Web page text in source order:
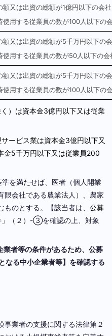
額又は出資の総額が1億円以下の会社
使用する従業員の数が100人以下の
額又は出資の総額が5千万円以下の
使用する従業員の数が50人以下の
額又は出資の総額が5千万円以下の
使用する従業員の数が100人以下の
）は資本金3億円以下又は従業
ービス業は資本金3億円以下又
金5千万円以下又は従業員200
を満たせば、医者（個人開業
限会社である農業法人）、農家
ものとする。【該当者は、 公募
」（２）-③を確認の上、対象
者等の条件があるため、公募
なる中小企業者等】を確認する
事業者の支援に関する法律第２